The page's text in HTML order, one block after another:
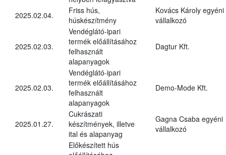
2025.02.04.
Friss hús,
húskészítmény
Kovács Károly egyéni
vállalkozó
2025.02.03.
Vendéglátó-ipari
termék előállításához
felhasznált
alapanyagok
Dagtur Kft.
2025.02.03.
Vendéglátó-ipari
termék előállításához
felhasznált
alapanyagok
Demo-Mode Kft.
2025.01.27.
Cukrászati
készítmények, illetve
ital és alapanyag
Gagna Csaba egyéni
vállalkozó
Előkészített hús